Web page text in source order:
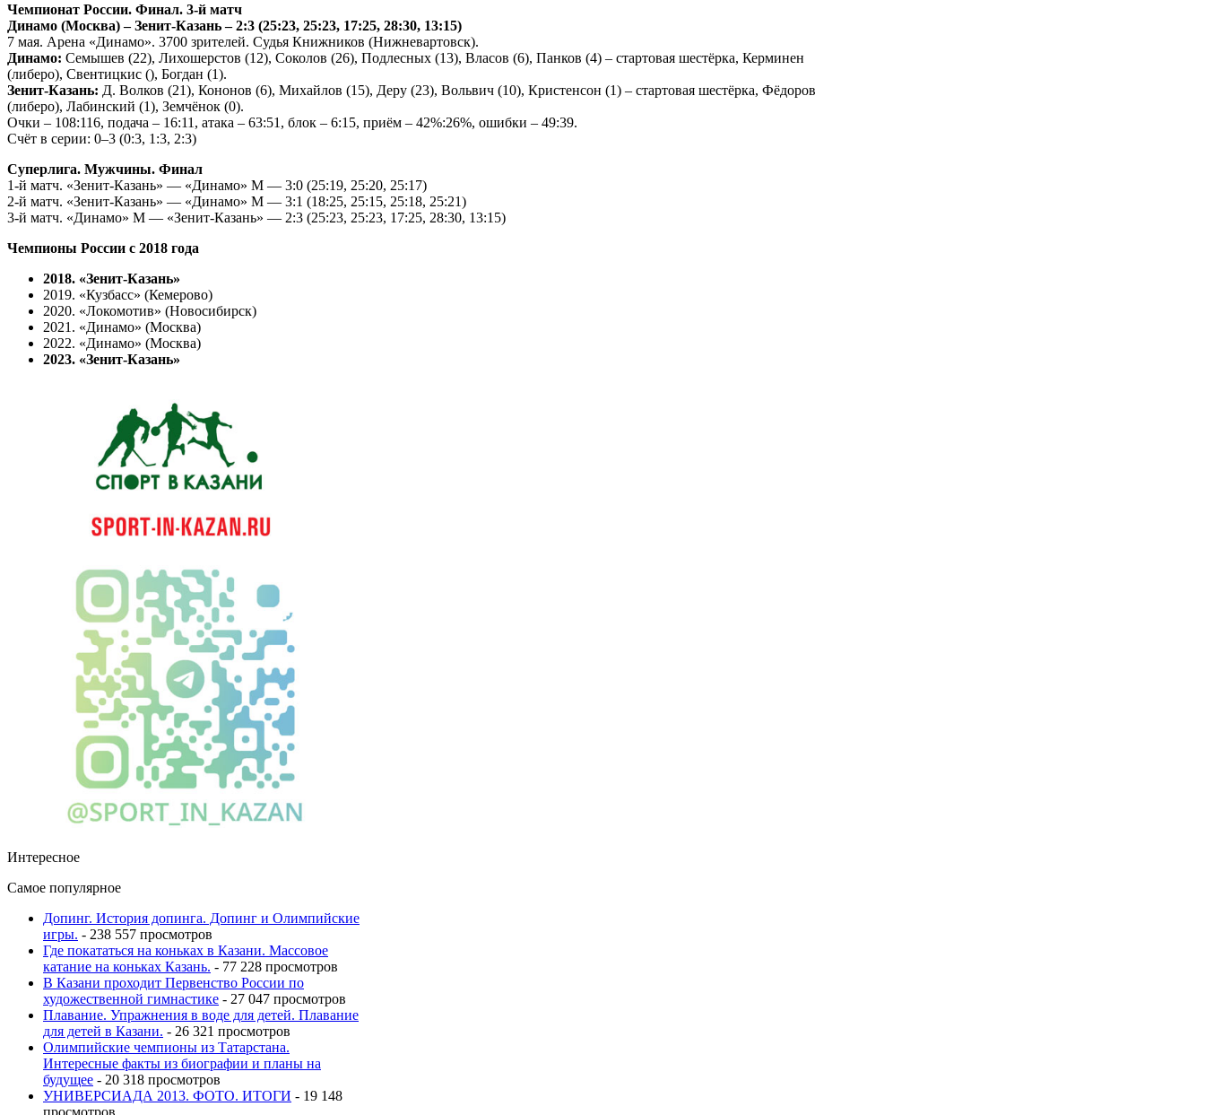
Чемпионат России. Финал. 3-й матч
Динамо (Москва) – Зенит-Казань – 2:3 (25:23, 25:23, 17:25, 28:30, 13:15)
7 мая. Арена «Динамо». 3700 зрителей. Судья Книжников (Нижневартовск).
Динамо: Семышев (22), Лихошерстов (12), Соколов (26), Подлесных (13), Власов (6), Панков (4) – стартовая шестёрка, Керминен
(либеро), Свентицкис (), Богдан (1).
Зенит-Казань: Д. Волков (21), Кононов (6), Михайлов (15), Деру (23), Вольвич (10), Кристенсон (1) – стартовая шестёрка, Фёдоров
(либеро), Лабинский (1), Земчёнок (0).
Очки – 108:116, подача – 16:11, атака – 63:51, блок – 6:15, приём – 42%:26%, ошибки – 49:39.
Счёт в серии: 0–3 (0:3, 1:3, 2:3)
Суперлига. Мужчины. Финал
1-й матч. «Зенит-Казань» — «Динамо» М — 3:0 (25:19, 25:20, 25:17)
2-й матч. «Зенит-Казань» — «Динамо» М — 3:1 (18:25, 25:15, 25:18, 25:21)
3-й матч. «Динамо» М — «Зенит-Казань» — 2:3 (25:23, 25:23, 17:25, 28:30, 13:15)
Чемпионы России с 2018 года
2018. «Зенит-Казань»
2019. «Кузбасс» (Кемерово)
2020. «Локомотив» (Новосибирск)
2021. «Динамо» (Москва)
2022. «Динамо» (Москва)
2023. «Зенит-Казань»
Интересное
Самое популярное
Допинг. История допинга. Допинг и Олимпийские
игры. - 238 557 просмотров
Где покататься на коньках в Казани. Массовое
катание на коньках Казань. - 77 228 просмотров
В Казани проходит Первенство России по
художественной гимнастике - 27 047 просмотров
Плавание. Упражнения в воде для детей. Плавание
для детей в Казани. - 26 321 просмотров
Олимпийские чемпионы из Татарстана.
Интересные факты из биографии и планы на
будущее - 20 318 просмотров
УНИВЕРСИАДА 2013. ФОТО. ИТОГИ - 19 148
просмотров